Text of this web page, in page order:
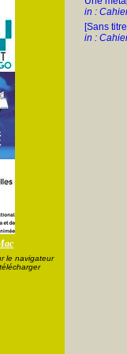
le navigateur
in :
[Sans
in :